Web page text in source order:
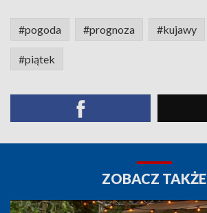
#pogoda #prognoza #kujawy
#piątek
ZOBACZ TAKŻE